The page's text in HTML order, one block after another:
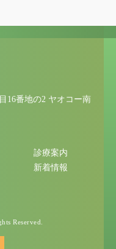
16番地の2 ヤオコー南
診療案内
新着情報
Reserved.